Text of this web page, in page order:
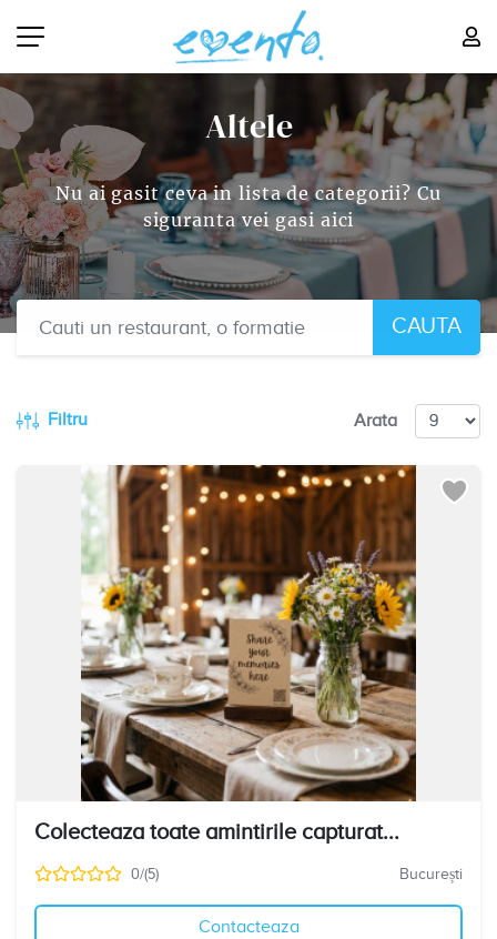
Altele
Nu ai gasit ceva in lista de categorii? Cu
siguranta vei gasi aici
CAUTA
Filtru Arata
Colecteaza toate amintirile capturat...
0/(5) București
Contacteaza